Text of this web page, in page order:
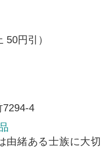
円引）
7294-4
由緒ある士族に大切